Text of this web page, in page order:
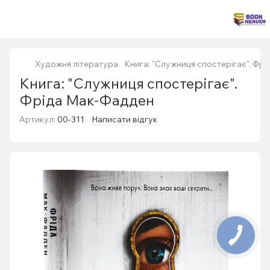
Художня література Книга: "Служниця спостерігає".
Книга: "Служниця спостерігає".
Фріда Мак-Фадден
Артикул: 00-311 Написати відгук